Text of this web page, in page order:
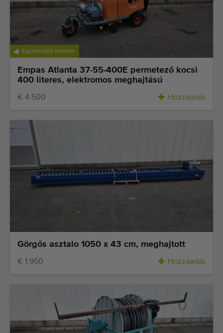
Egyedülálló alkalom
Empas Atlanta 37-55-400E permetező kocsi
400 literes, elektromos meghajtású
€ 4.500 Hozzáadás
Görgős asztalo 1050 x 43 cm, meghajtott
€ 1.950 Hozzáadás